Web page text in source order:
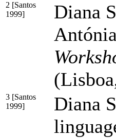
2 [Santos
1999]
Diana
3 [Santos
1999]
Diana